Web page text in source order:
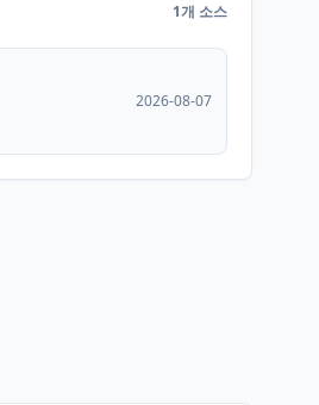
1개 소스
2026-08-07